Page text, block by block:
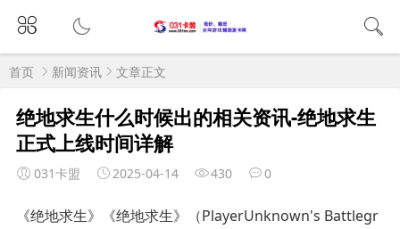
首页 新闻资讯 文章正文
绝地求生什么时候出的相关资讯-绝地求生
正式上线时间详解
031卡盟 2025-04-14 430 0
《绝地求生》《绝地求生》（PlayerUnknown's Battlegr